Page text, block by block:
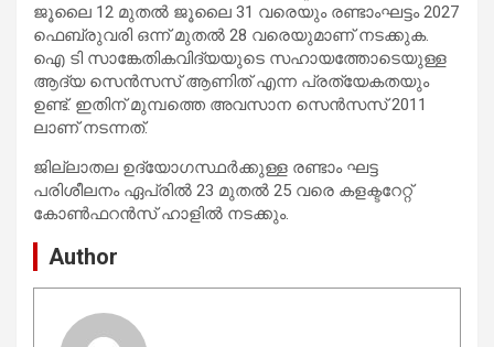
ജൂലൈ 12 മുതൽ ജൂലൈ 31 വരെയും രണ്ടാംഘട്ടം 2027
ഫെബ്രുവരി ഒന്ന് മുതൽ 28 വരെയുമാണ് നടക്കുക.
ഐ ടി സാങ്കേതികവിദ്യയുടെ സഹായത്തോടെയുള്ള
ആദ്യ സെൻസസ് ആണിത് എന്ന പ്രത്യേകതയും
ഉണ്ട്. ഇതിന് മുമ്പത്തെ അവസാന സെൻസസ് 2011
ലാണ് നടന്നത്.
ജില്ലാതല ഉദ്യോഗസ്ഥർക്കുള്ള രണ്ടാം ഘട്ട
പരിശീലനം ഏപ്രിൽ 23 മുതൽ 25 വരെ കളക്ടറേറ്റ്
കോൺഫറൻസ് ഹാളിൽ നടക്കും.
Author